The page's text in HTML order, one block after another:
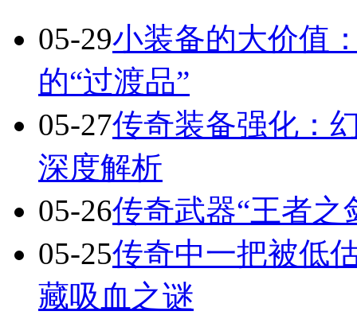
05-29小装备的大价值
的“过渡品”
05-27传奇装备强化：
深度解析
05-26传奇武器“王者之
05-25传奇中一把被低
藏吸血之谜